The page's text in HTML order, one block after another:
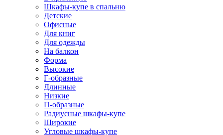
Шкафы-купе в спальню
Детские
Офисные
Для книг
Для одежды
На балкон
Форма
Высокие
Г-образные
Длинные
Низкие
П-образные
Радиусные шкафы-купе
Широкие
Угловые шкафы-купе